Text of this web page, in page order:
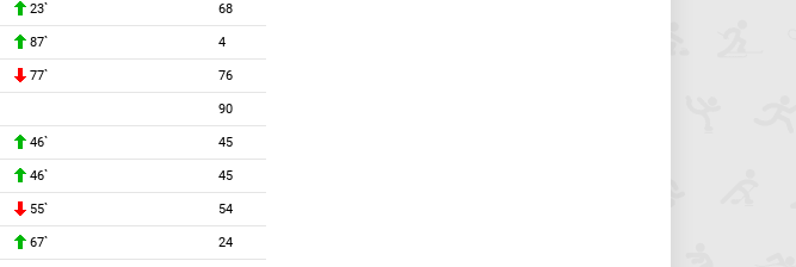
23` 68
87` 4
77` 76
90
46` 45
46` 45
55` 54
67` 24